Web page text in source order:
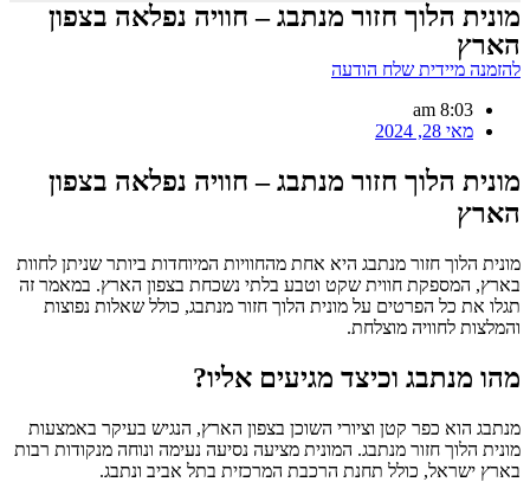
מונית הלוך חזור מנתבג – חוויה נפלאה בצפון
הארץ
להזמנה מיידית שלח הודעה
8:03 am
מאי 28, 2024
מונית הלוך חזור מנתבג – חוויה נפלאה בצפון
הארץ
מונית הלוך חזור מנתבג היא אחת מהחוויות המיוחדות ביותר שניתן לחוות
בארץ, המספקת חווית שקט וטבע בלתי נשכחת בצפון הארץ. במאמר זה
תגלו את כל הפרטים על מונית הלוך חזור מנתבג, כולל שאלות נפוצות
והמלצות לחוויה מוצלחת.
מהו מנתבג וכיצד מגיעים אליו?
מנתבג הוא כפר קטן וציורי השוכן בצפון הארץ, הנגיש בעיקר באמצעות
מונית הלוך חזור מנתבג. המונית מציעה נסיעה נעימה ונוחה מנקודות רבות
בארץ ישראל, כולל תחנת הרכבת המרכזית בתל אביב ונתבג.